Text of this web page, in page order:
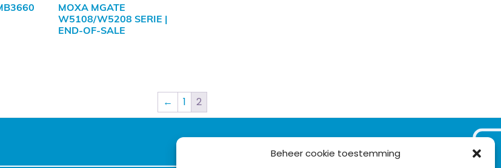
Beheer cookie toestemming
MOXA MGATE
W5108/W5208 SERIE |
END-OF-SALE
← 1 2